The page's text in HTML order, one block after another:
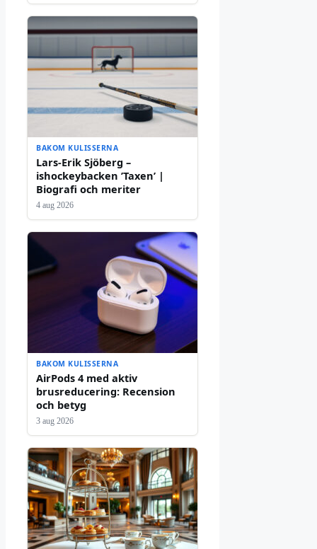
BAKOM KULISSERNA
Lars-Erik Sjöberg –
ishockeybacken ’Taxen’ |
Biografi och meriter
4 aug 2026
BAKOM KULISSERNA
AirPods 4 med aktiv
brusreducering: Recension
och betyg
3 aug 2026